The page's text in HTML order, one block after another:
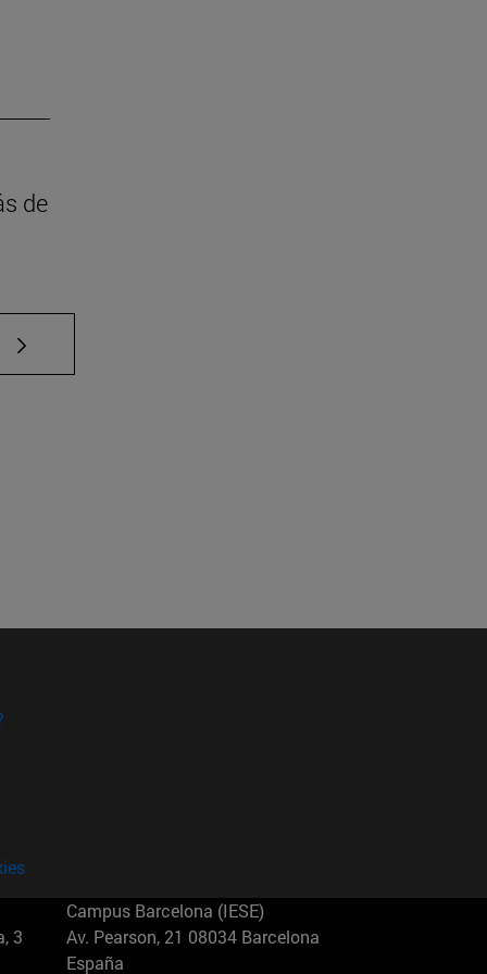
de
TAB para desplazarse.
3
Campus Barcelona (IESE)
Av. Pearson, 21 08034 Barcelona
España